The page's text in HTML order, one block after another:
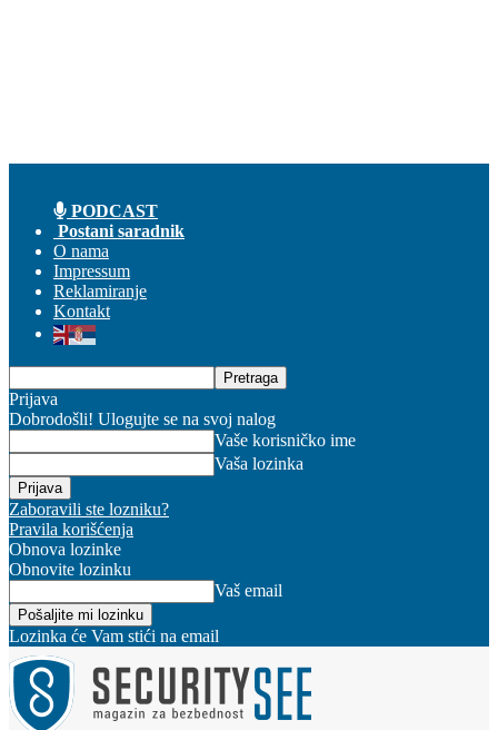
PODCAST
Postani saradnik
O nama
Impressum
Reklamiranje
Kontakt
Prijava
Dobrodošli! Ulogujte se na svoj nalog
Vaše korisničko ime
Vaša lozinka
Zaboravili ste lozniku?
Pravila korišćenja
Obnova lozinke
Obnovite lozinku
Vaš email
Lozinka će Vam stići na email